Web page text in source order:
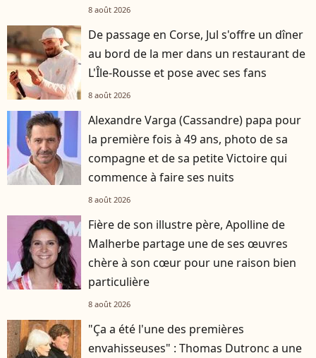
8 août 2026
De passage en Corse, Jul s'offre un dîner
au bord de la mer dans un restaurant de
L'Île-Rousse et pose avec ses fans
8 août 2026
Alexandre Varga (Cassandre) papa pour
la première fois à 49 ans, photo de sa
compagne et de sa petite Victoire qui
commence à faire ses nuits
8 août 2026
Fière de son illustre père, Apolline de
Malherbe partage une de ses œuvres
chère à son cœur pour une raison bien
particulière
8 août 2026
"Ça a été l'une des premières
envahisseuses" : Thomas Dutronc a une